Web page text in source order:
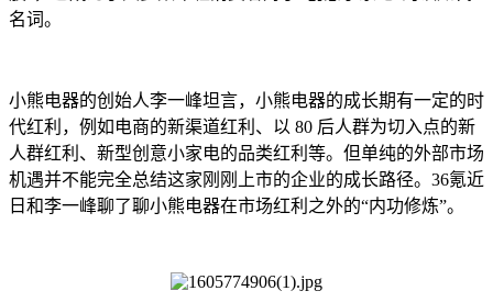
名词。
小熊电器的创始人李一峰坦言，小熊电器的成长期有一定的时
代红利，例如电商的新渠道红利、以 80 后人群为切入点的新
人群红利、新型创意小家电的品类红利等。但单纯的外部市场
机遇并不能完全总结这家刚刚上市的企业的成长路径。36氪近
日和李一峰聊了聊小熊电器在市场红利之外的“内功修炼”。